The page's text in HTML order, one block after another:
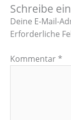
Schreibe
Deine E-Mail-
Erforderliche
Kommentar *